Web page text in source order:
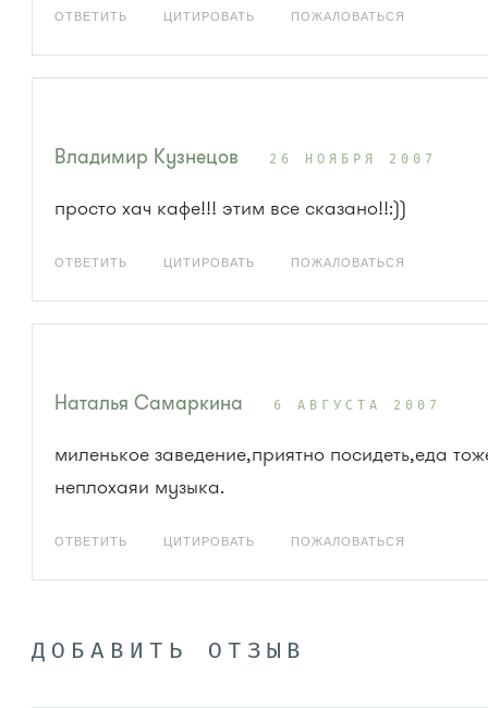
ОТВЕТИТЬ ЦИТИРОВАТЬ ПОЖАЛОВАТЬСЯ
Владимир Кузнецов 26 НОЯБРЯ 2007
просто хач кафе!!! этим все сказано!!:))
ОТВЕТИТЬ ЦИТИРОВАТЬ ПОЖАЛОВАТЬСЯ
Наталья Самаркина 6 АВГУСТА 2007
миленькое заведение,приятно посидеть,еда
неплохаяи музыка.
ОТВЕТИТЬ ЦИТИРОВАТЬ ПОЖАЛОВАТЬСЯ
ДОБАВИТЬ ОТЗЫВ